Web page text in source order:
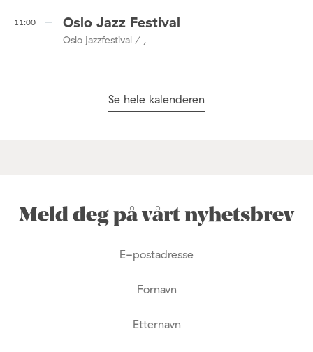
11:00 Oslo Jazz Festival
Oslo jazzfestival / ,
Se hele kalenderen
Meld deg på vårt nyhetsbrev